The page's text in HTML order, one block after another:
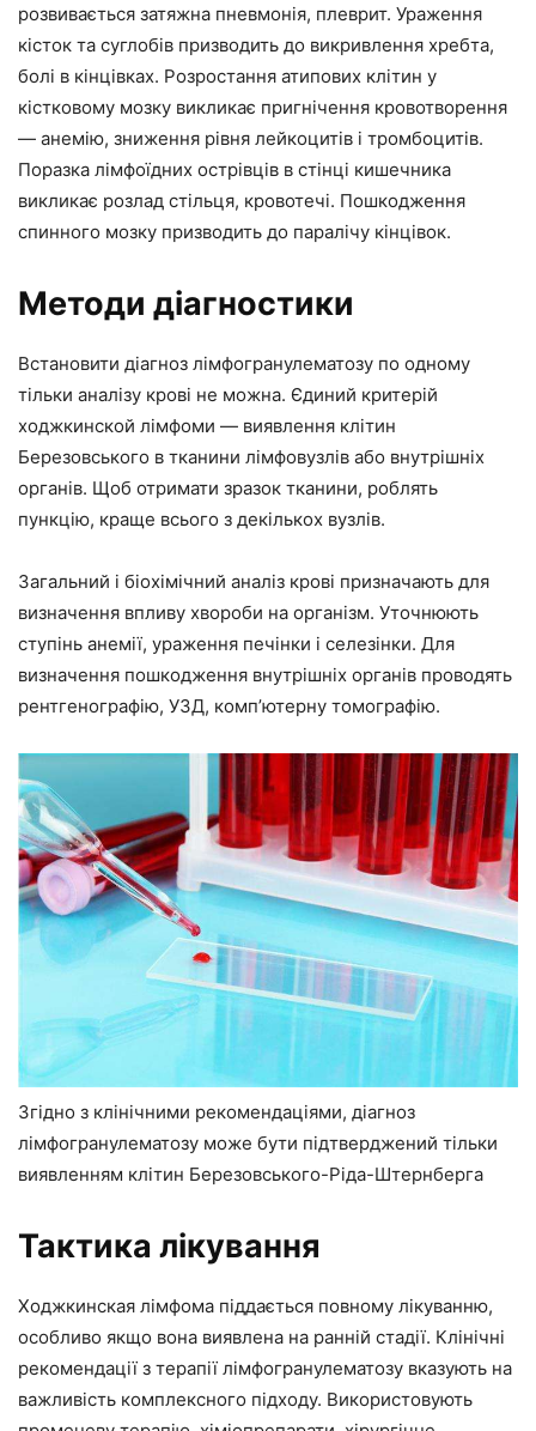
розвивається затяжна пневмонія, плеврит. Ураження
кісток та суглобів призводить до викривлення хребта,
болі в кінцівках. Розростання атипових клітин у
кістковому мозку викликає пригнічення кровотворення
— анемію, зниження рівня лейкоцитів і тромбоцитів.
Поразка лімфоїдних острівців в стінці кишечника
викликає розлад стільця, кровотечі. Пошкодження
спинного мозку призводить до паралічу кінцівок.
Методи діагностики
Встановити діагноз лімфогранулематозу по одному
тільки аналізу крові не можна. Єдиний критерій
ходжкинской лімфоми — виявлення клітин
Березовського в тканини лімфовузлів або внутрішніх
органів. Щоб отримати зразок тканини, роблять
пункцію, краще всього з декількох вузлів.
Загальний і біохімічний аналіз крові призначають для
визначення впливу хвороби на організм. Уточнюють
ступінь анемії, ураження печінки і селезінки. Для
визначення пошкодження внутрішніх органів проводять
рентгенографію, УЗД, комп’ютерну томографію.
Згідно з клінічними рекомендаціями, діагноз
лімфогранулематозу може бути підтверджений тільки
виявленням клітин Березовського-Ріда-Штернберга
Тактика лікування
Ходжкинская лімфома піддається повному лікуванню,
особливо якщо вона виявлена на ранній стадії. Клінічні
рекомендації з терапії лімфогранулематозу вказують на
важливість комплексного підходу. Використовують